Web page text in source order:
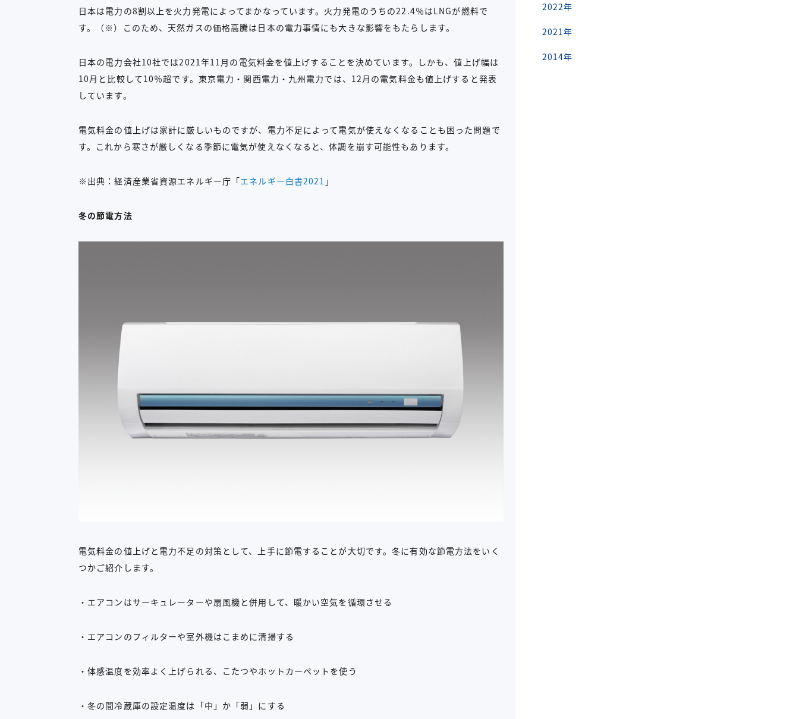
日本は電力の8割以上を火力発電によってまかなっています。火力発電のうちの22.4％はLNGが燃料で
す。（※）このため、天然ガスの価格高騰は日本の電力事情にも大きな影響をもたらします。
日本の電力会社10社では2021年11月の電気料金を値上げすることを決めています。しかも、値上げ幅は
10月と比較して10％超です。東京電力・関西電力・九州電力では、12月の電気料金も値上げすると発表
しています。
電気料金の値上げは家計に厳しいものですが、電力不足によって電気が使えなくなることも困った問題で
す。これから寒さが厳しくなる季節に電気が使えなくなると、体調を崩す可能性もあります。
※出典：経済産業省資源エネルギー庁「エネルギー白書2021 」
冬の節電方法
電気料金の値上げと電力不足の対策として、上手に節電することが大切です。冬に有効な節電方法をいく
つかご紹介します。
・エアコンはサーキュレーターや扇風機と併用して、暖かい空気を循環させる
・エアコンのフィルターや室外機はこまめに清掃する
・体感温度を効率よく上げられる、こたつやホットカーペットを使う
・冬の間冷蔵庫の設定温度は「中」か「弱」にする
2022年
2021年
2014年